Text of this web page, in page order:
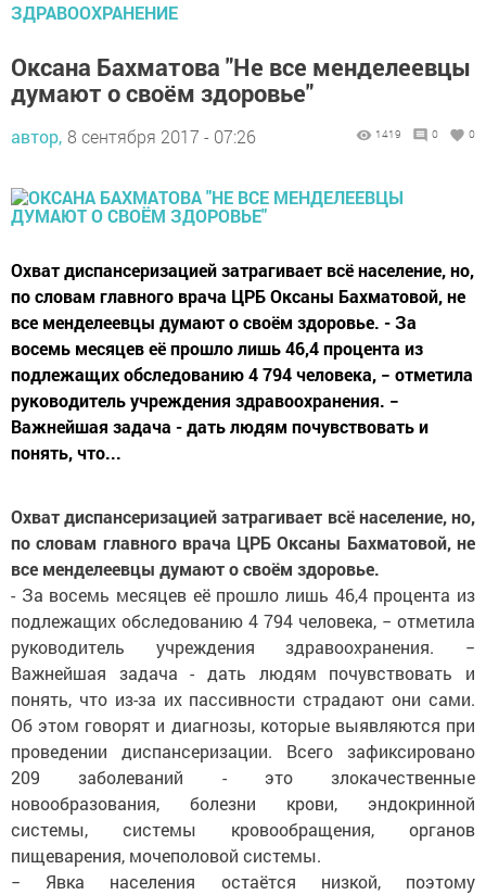
ЗДРАВООХРАНЕНИЕ
Оксана Бахматова "Не все менделеевцы
думают о своём здоровье"
автор, 8 сентября 2017 - 07:26 1419 0 0
Охват диспансеризацией затрагивает всё население, но,
по словам главного врача ЦРБ Оксаны Бахматовой, не
все менделеевцы думают о своём здоровье. - За
восемь месяцев её прошло лишь 46,4 процента из
подлежащих обследованию 4 794 человека, − отметила
руководитель учреждения здравоохранения. −
Важнейшая задача - дать людям почувствовать и
понять, что...
Охват диспансеризацией затрагивает всё население, но,
по словам главного врача ЦРБ Оксаны Бахматовой, не
все менделеевцы думают о своём здоровье.
- За восемь месяцев её прошло лишь 46,4 процента из
подлежащих обследованию 4 794 человека, − отметила
руководитель учреждения здравоохранения. −
Важнейшая задача - дать людям почувствовать и
понять, что из-за их пассивности страдают они сами.
Об этом говорят и диагнозы, которые выявляются при
проведении диспансеризации. Всего зафиксировано
209 заболеваний - это злокачественные
новообразования, болезни крови, эндокринной
системы, системы кровообращения, органов
пищеварения, мочеполовой системы.
− Явка населения остаётся низкой, поэтому